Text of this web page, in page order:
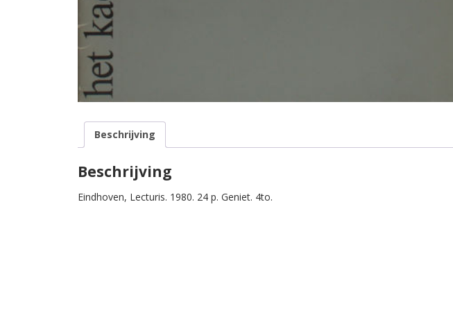
Beschrijving
Beschrijving
Eindhoven, Lecturis. 1980. 24 p. Geniet. 4to.